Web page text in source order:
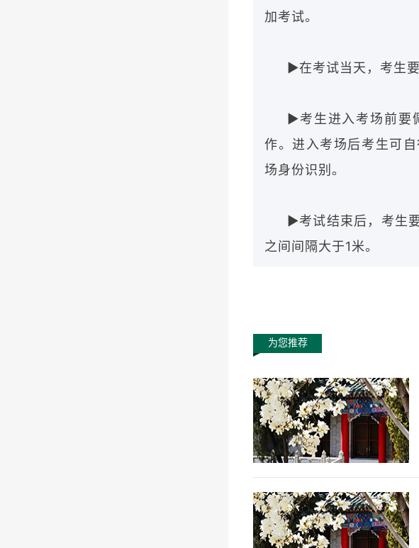
加考试。
▶在考试当天，考生
▶考生进入考场前要
作。进入考场后考生可
场身份识别。
▶考试结束后，考生
之间间隔大于1米。
为您推荐